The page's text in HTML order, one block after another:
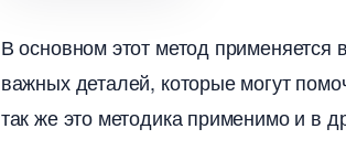
основном этот метод применяется
ажных деталей, которые могут
так же это методика применимо и в